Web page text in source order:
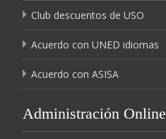
Club descuentos de USO
Acuerdo con UNED idiomas
Acuerdo con ASISA
Administración Online